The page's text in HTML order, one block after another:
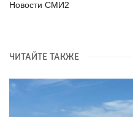
Новости СМИ2
ЧИТАЙТЕ ТАКЖЕ